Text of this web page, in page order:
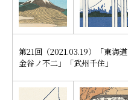
第21回（2021.03.19）「東海道
金谷ノ不二」「武州千住」